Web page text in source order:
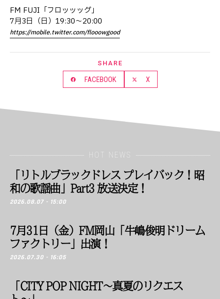
FM FUJI「フロッッッグ」
7月3日（日）19:30〜20:00
https://mobile.twitter.com/flooowgood
SHARE
FACEBOOK X
HOT NEWS
「リトルブラックドレス プレイバック！昭
和の歌謡曲」Part3 放送決定！
2026.08.07 - 15:00
7月31日（金）FM岡山「牛嶋俊明ドリーム
ファクトリー」出演！
2026.07.30 - 16:05
「CITY POP NIGHT〜真夏のリクエス